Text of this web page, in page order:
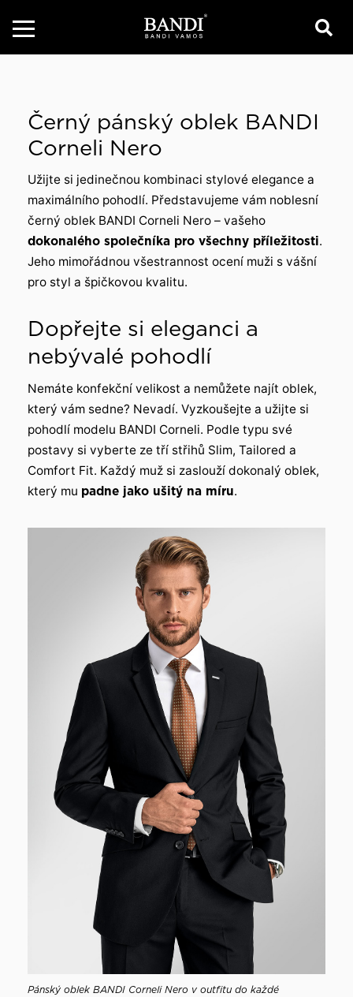
Černý pánský oblek BANDI
Corneli Nero
Užijte si jedinečnou kombinaci stylové elegance a
maximálního pohodlí. Představujeme vám noblesní
černý oblek BANDI Corneli Nero – vašeho
dokonalého společníka pro všechny příležitosti.
Jeho mimořádnou všestrannost ocení muži s vášní
pro styl a špičkovou kvalitu.
Dopřejte si eleganci a
nebývalé pohodlí
Nemáte konfekční velikost a nemůžete najít oblek,
který vám sedne? Nevadí. Vyzkoušejte a užijte si
pohodlí modelu BANDI Corneli. Podle typu své
postavy si vyberte ze tří střihů Slim, Tailored a
Comfort Fit. Každý muž si zaslouží dokonalý oblek,
který mu padne jako ušitý na míru.
Pánský oblek BANDI Corneli Nero v outfitu do každé